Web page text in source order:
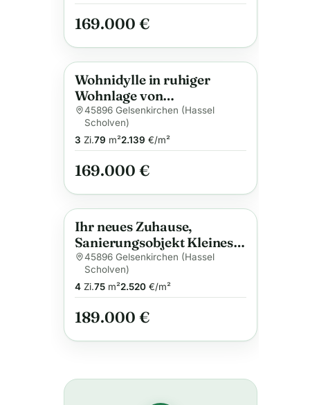
169.000 €
Anzeige
Wohnidylle in ruhiger
Wohnlage von
Gelsenkirchen-Hassel
45896 Gelsenkirchen (Hassel
Scholven)
3 Zi.79 m²2.139 €/m²
169.000 €
Anzeige
Ihr neues Zuhause,
Sanierungsobjekt Kleines
Zechenhaus,
Doppelhaushälfte mit
schönem Garten und viel
Gestaltung
45896 Gelsenkirchen (Hassel
Scholven)
4Zi.75m²2.520€/m²
189.000 €